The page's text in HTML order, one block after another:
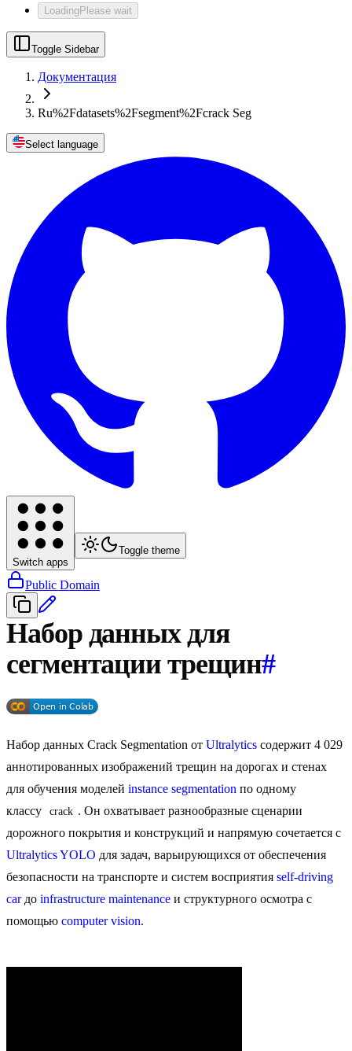
LoadingPlease wait
Toggle Sidebar
Документация
Ru%2Fdatasets%2Fsegment%2Fcrack Seg
Select language
Switch apps
Toggle theme
Public Domain
Набор данных для
сегментации трещин#
Набор данных Crack Segmentation от Ultralytics содержит 4 029
аннотированных изображений трещин на дорогах и стенах
для обучения моделей instance segmentation по одному
классу
crack . Он охватывает разнообразные сценарии
дорожного покрытия и конструкций и напрямую сочетается с
Ultralytics YOLO для задач, варьирующихся от обеспечения
безопасности на транспорте и систем восприятия self-driving
carдо infrastructure maintenance и структурного осмотра с
помощью computer vision.